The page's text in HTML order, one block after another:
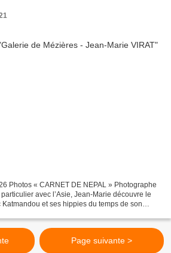
Photos « CARNET DE NEPAL » Photographe
avec l’Asie, Jean-Marie découvre le
et ses hippies du temps de son
Page suivante >